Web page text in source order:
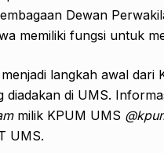
Dewan
memiliki fungsi untuk
menjadi langkah awal
diadakan di UMS.
milik KPUM UMS
UMS.